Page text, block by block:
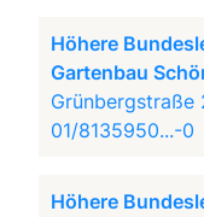
Höhere
Gartenbau
Grünbergstraße
01/8135950...-0
Höhere